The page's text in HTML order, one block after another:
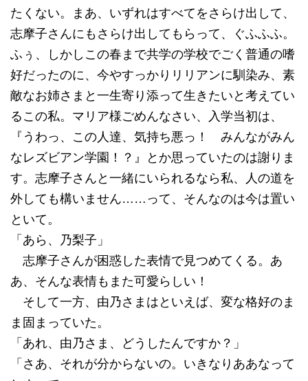
たくない。まあ、いずれはすべてをさらけ出して、
志摩子さんにもさらけ出してもらって、ぐふふふ。
ふぅ、しかしこの春まで共学の学校でごく普通の嗜
好だったのに、今やすっかりリリアンに馴染み、素
敵なお姉さまと一生寄り添って生きたいと考えてい
るこの私。マリア様ごめんなさい、入学当初は、
『うわっ、この人達、気持ち悪っ！ みんながみん
なレズビアン学園！？』とか思っていたのは謝りま
す。志摩子さんと一緒にいられるなら私、人の道を
外しても構いません……って、そんなのは今は置い
といて。
「あら、乃梨子」
志摩子さんが困惑した表情で見つめてくる。あ
あ、そんな表情もまた可愛らしい！
そして一方、由乃さまはといえば、変な格好のま
ま固まっていた。
「あれ、由乃さま、どうしたんですか？」
「さあ、それが分からないの。いきなりああなって